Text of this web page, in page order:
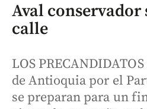
Aval conservador
calle
LOS
de Antioquia por el
se preparan para un